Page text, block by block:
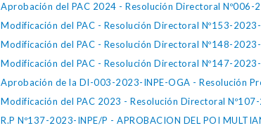
Aprobación del PAC 2024 - Resolución Directoral Nº006-
Modificación del PAC - Resolución Directoral Nº153-2023-
Modificación del PAC - Resolución Directoral Nº148-2023-
Modificación del PAC - Resolución Directoral Nº147-2023-
Aprobación de la DI-003-2023-INPE-OGA - Resolución
Modificación del PAC 2023 - Resolución Directoral
R.P Nº137-2023-INPE/P - APROBACION DEL POI